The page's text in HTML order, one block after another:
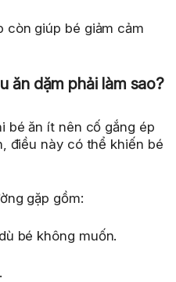
còn giúp bé giảm cảm
ăn dặm phải làm sao?
bé ăn ít nên cố gắng ép
điều này có thể khiến bé
gặp gồm:
bé không muốn.